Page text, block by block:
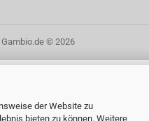
der Website zu
bieten zu können. Weitere
© 2026